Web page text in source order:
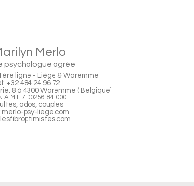
Merlo
psychologue agrée
ligne - Liège & Waremme
+32 484 24 96 72
8 à 4300 Waremme ( Belgique)
7-00256-84-000
ados, couples
psy-liege.com